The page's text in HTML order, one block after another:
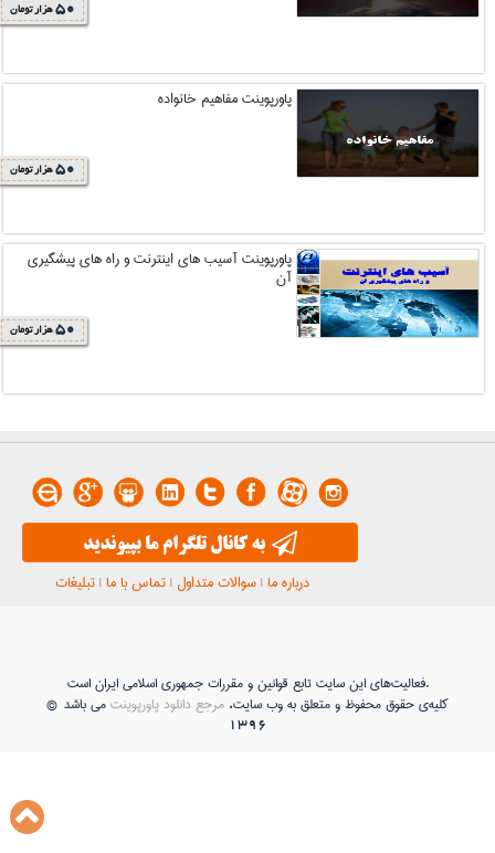
50 هزار تومان
پاورپوینت مفاهیم خانواده
50 هزار تومان
پاورپوینت آسیب های اینترنت و راه های پیشگیری
آن
50 هزار تومان
درباره ما |سوالات متداول |تماس با ما |تبلیغات
فعاليت‌های اين سايت تابع قوانين و مقررات جمهوری اسلامی ايران است.
کلیه‌ی حقوق محفوظ و متعلق به وب سایت،مرجع دانلود پاورپوینتمی باشد ©
1396